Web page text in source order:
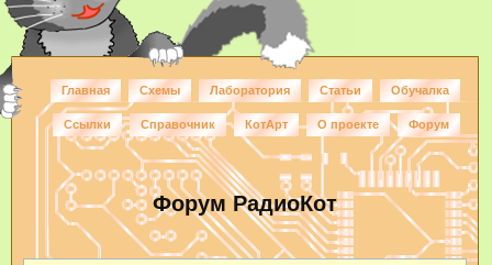
Главная Схемы Лаборатория Статьи Обучалка
Ссылки Справочник КотАрт О проекте Форум
Форум РадиоКот